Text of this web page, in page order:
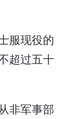
服现役的
超过五十
非军事部